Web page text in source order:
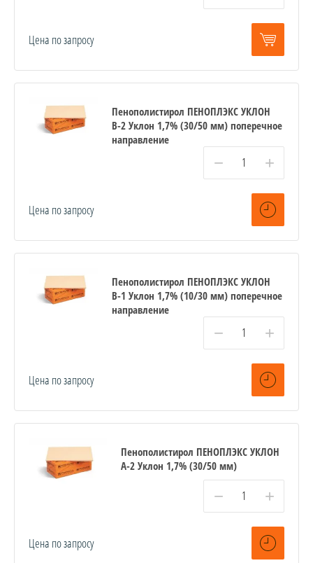
Цена по запросу
Пенополистирол ПЕНОПЛЭКС УКЛОН
В-2 Уклон 1,7% (30/50 мм) поперечное
направление
− +
Цена по запросу
Пенополистирол ПЕНОПЛЭКС УКЛОН
В-1 Уклон 1,7% (10/30 мм) поперечное
направление
− +
Цена по запросу
Пенополистирол ПЕНОПЛЭКС УКЛОН
А-2 Уклон 1,7% (30/50 мм)
− +
Цена по запросу